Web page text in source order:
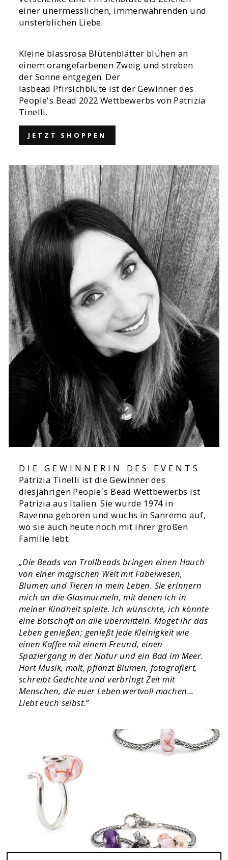
einer unermesslichen, immerwährenden und
unsterblichen Liebe.
Kleine blassrosa Blütenblätter blühen an
einem orangefarbenen Zweig und streben
der Sonne entgegen. Der
lasbead Pfirsichblüte ist der Gewinner des
People's Bead 2022 Wettbewerbs von Patrizia
Tinelli.
JETZT SHOPPEN
DIE GEWINNERIN DES EVENTS
Patrizia Tinelli ist die Gewinner des
diesjährigen People´s Bead Wettbewerbs ist
Patrizia aus Italien. Sie wurde 1974 in
Ravenna geboren und wuchs in Sanremo auf,
wo sie auch heute noch mit ihrer großen
Familie lebt.
„Die Beads von Trollbeads bringen einen Hauch
von einer magischen Welt mit Fabelwesen,
Blumen und Tieren in mein Leben. Sie erinnern
mich an die Glasmurmeln, mit denen ich in
meiner Kindheit spielte. Ich wünschte, ich könnte
eine Botschaft an alle übermitteln. Möget ihr das
Leben genießen; genießt jede Kleinigkeit wie
einen Kaffee mit einem Freund, einen
Spaziergang in der Natur und ein Bad im Meer.
Hört Musik, malt, pflanzt Blumen, fotografiert,
schreibt Gedichte und verbringt Zeit mit
Menschen, die euer Leben wertvoll machen...
Liebt euch selbst.”